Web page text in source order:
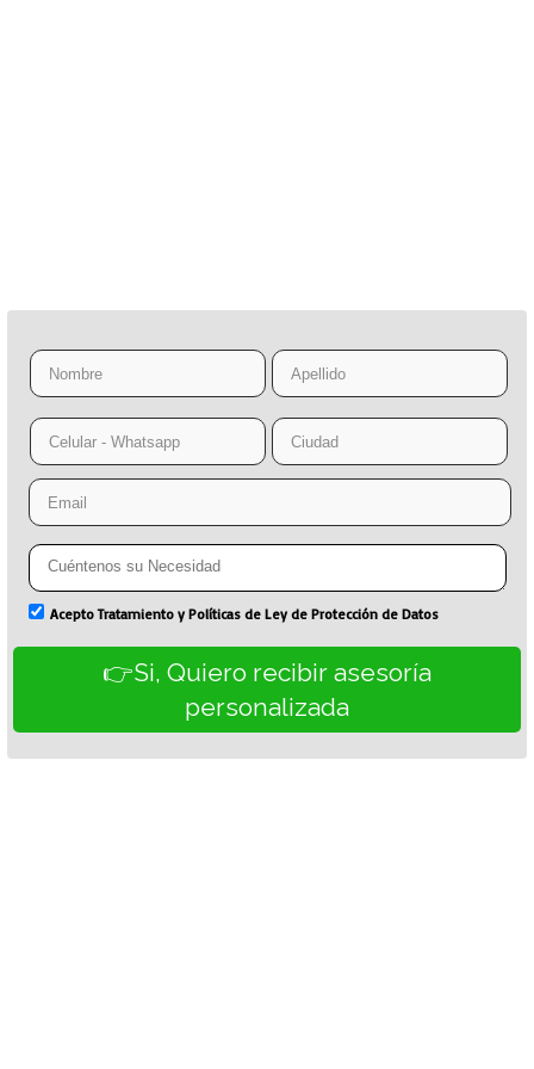
Acepto Tratamiento y Políticas de Ley de Protección de Datos
👉Si, Quiero recibir asesoría
personalizada